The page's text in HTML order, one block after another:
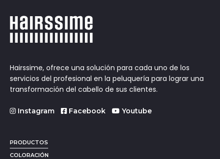
Hairssime, ofrece una solución para cada uno de los
servicios del profesional en la peluquería para lograr una
transformación del cabello de sus clientes.
Instagram Facebook Youtube
PRODUCTOS
COLORACIÓN